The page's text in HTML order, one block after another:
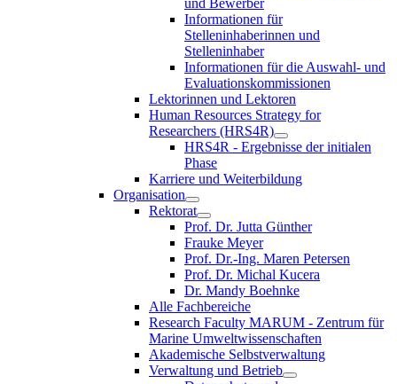
Informationen für
Stelleninhaberinnen und
Stelleninhaber
Informationen für die Auswahl- und
Evaluationskommissionen
Lektorinnen und Lektoren
Human Resources Strategy for
Researchers (HRS4R)
HRS4R - Ergebnisse der initialen
Phase
Karriere und Weiterbildung
Organisation
Rektorat
Prof. Dr. Jutta Günther
Frauke Meyer
Prof. Dr.-Ing. Maren Petersen
Prof. Dr. Michal Kucera
Dr. Mandy Boehnke
Alle Fachbereiche
Research Faculty MARUM - Zentrum für
Marine Umweltwissenschaften
Akademische Selbstverwaltung
Verwaltung und Betrieb